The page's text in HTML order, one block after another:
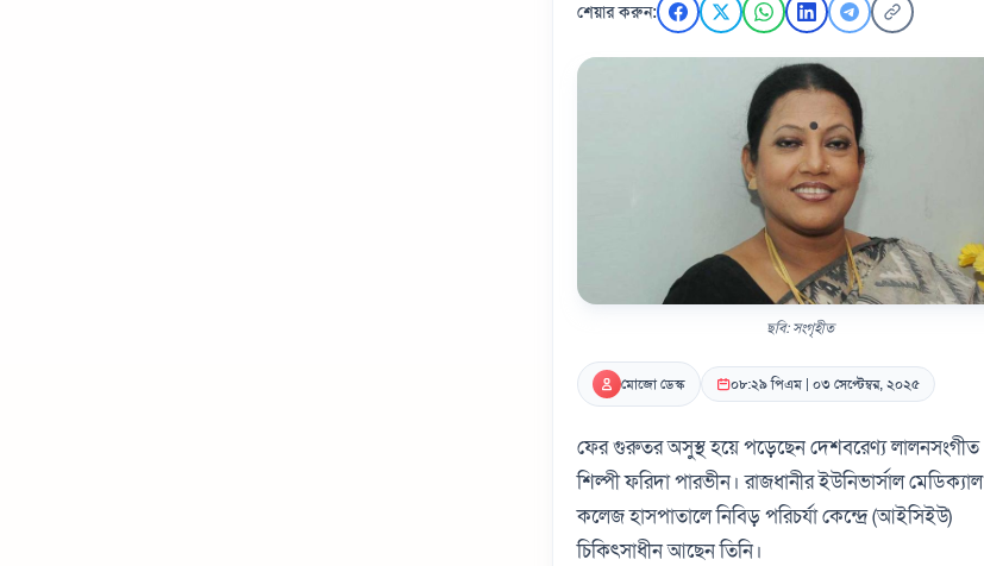
শেয়ার করুন:
ছবি: সংগৃহীত
মোজো ডেস্ক ০৮:২৯ পিএম | ০৩ সেপ্টেম্বর, ২০২৫
ফের গুরুতর অসুস্থ হয়ে পড়েছেন দেশবরেণ্য লালনসংগীত
শিল্পী ফরিদা পারভীন। রাজধানীর ইউনিভার্সাল মেডিক্যাল
কলেজ হাসপাতালে নিবিড় পরিচর্যা কেন্দ্রে (আইসিইউ)
চিকিৎসাধীন আছেন তিনি।